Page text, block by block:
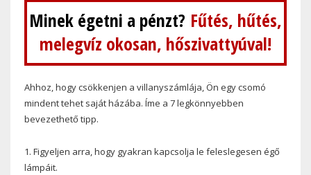
Minek égetni a pénzt? Fűtés, hűtés,
melegvíz okosan, hőszivattyúval!
Ahhoz, hogy csökkenjen a villanyszámlája, Ön egy csomó
mindent tehet saját házába. Íme a 7 legkönnyebben
bevezethető tipp.
1. Figyeljen arra, hogy gyakran kapcsolja le feleslegesen égő
lámpáit.